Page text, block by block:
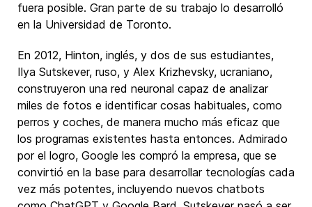
fuera posible. Gran parte de su trabajo lo desarrolló
en la Universidad de Toronto.
En 2012, Hinton, inglés, y dos de sus estudiantes,
Ilya Sutskever, ruso, y Alex Krizhevsky, ucraniano,
construyeron una red neuronal capaz de analizar
miles de fotos e identificar cosas habituales, como
perros y coches, de manera mucho más eficaz que
los programas existentes hasta entonces. Admirado
por el logro, Google les compró la empresa, que se
convirtió en la base para desarrollar tecnologías cada
vez más potentes, incluyendo nuevos chatbots